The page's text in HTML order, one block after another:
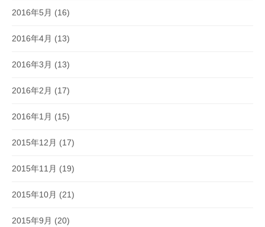
2016年5月 (16)
2016年4月 (13)
2016年3月 (13)
2016年2月 (17)
2016年1月 (15)
2015年12月 (17)
2015年11月 (19)
2015年10月 (21)
2015年9月 (20)